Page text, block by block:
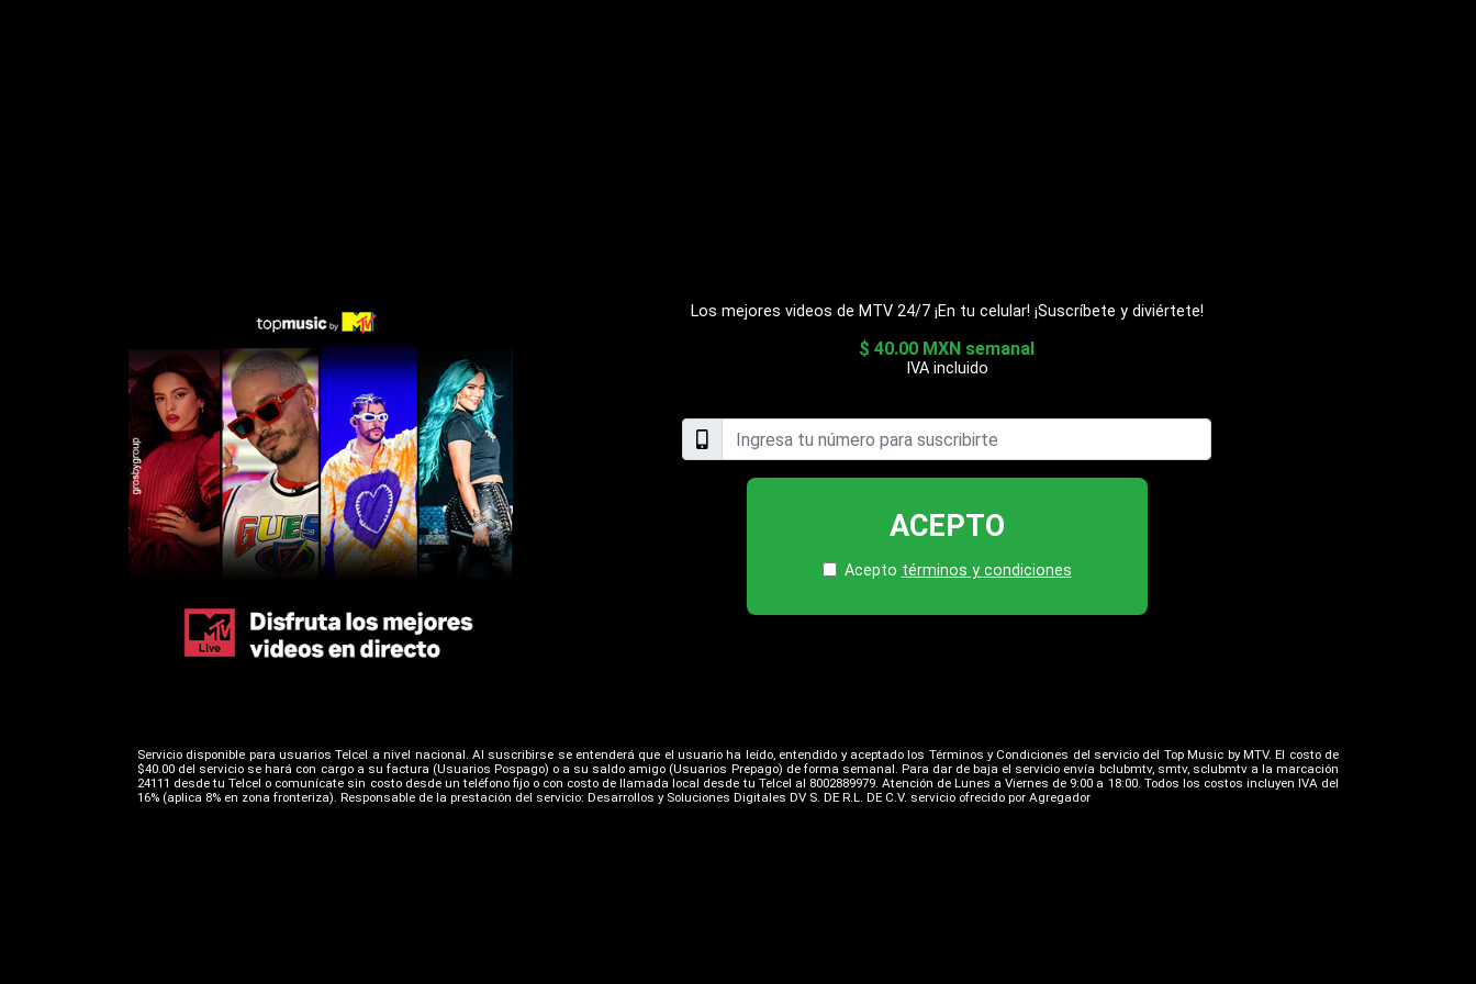
Los mejores videos de MTV 24/7 ¡En tu celular! ¡Suscríbete y diviértete!
$ 40.00 MXN semanal
IVA incluido
ACEPTO
Acepto términos y condiciones
Servicio disponible para usuarios Telcel a nivel nacional. Al suscribirse se entenderá que el usuario ha leído, entendido y aceptado los Términos y Condiciones del servicio del Top Music by MTV. El costo de
$40.00 del servicio se hará con cargo a su factura (Usuarios Pospago) o a su saldo amigo (Usuarios Prepago) de forma semanal. Para dar de baja el servicio envía bclubmtv, smtv, sclubmtv a la marcación
24111 desde tu Telcel o comunícate sin costo desde un teléfono fijo o con costo de llamada local desde tu Telcel al 8002889979. Atención de Lunes a Viernes de 9:00 a 18:00. Todos los costos incluyen IVA del
16% (aplica 8% en zona fronteriza). Responsable de la prestación del servicio: Desarrollos y Soluciones Digitales DV S. DE R.L. DE C.V. servicio ofrecido por Agregador